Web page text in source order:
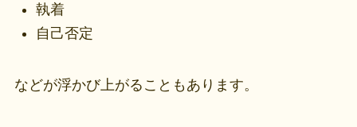
執着
自己否定
などが浮かび上がることもあります。